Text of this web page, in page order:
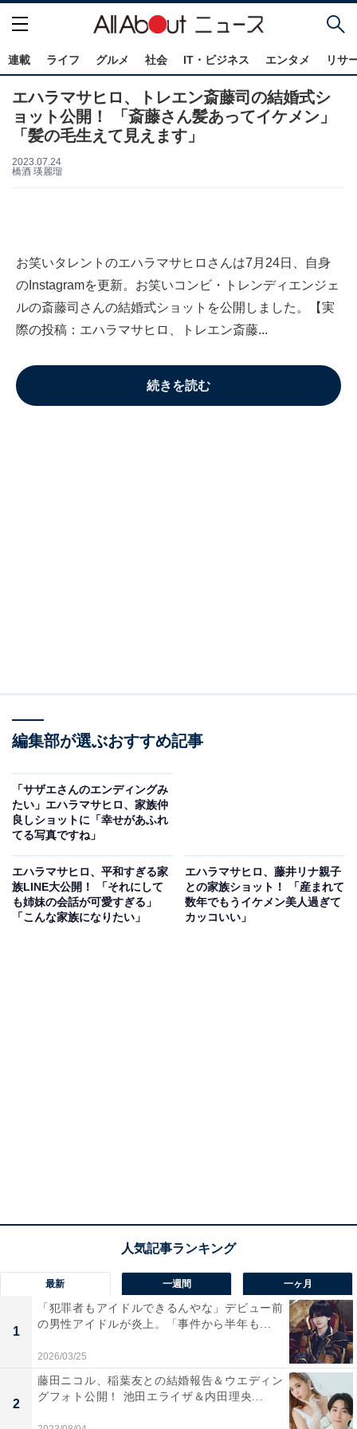
連載 ライフ グルメ 社会 IT・ビジネス エンタメ リサ
エハラマサヒロ、トレエン斎藤司の結婚式シ
ョット公開！ 「斎藤さん髪あってイケメン」
「髪の毛生えて見えます」
2023.07.24
橋酒 瑛麗瑠
お笑いタレントのエハラマサヒロさんは7月24日、自身
のInstagramを更新。お笑いコンビ・トレンディエンジェ
ルの斎藤司さんの結婚式ショットを公開しました。【実
際の投稿：エハラマサヒロ、トレエン斎藤...
続きを読む
編集部が選ぶおすすめ記事
「サザエさんのエンディングみ
たい」エハラマサヒロ、家族仲
良しショットに「幸せがあふれ
てる写真ですね」
エハラマサヒロ、平和すぎる家
族LINE大公開！ 「それにして
も姉妹の会話が可愛すぎる」
「こんな家族になりたい」
エハラマサヒロ、藤井リナ親子
との家族ショット！ 「産まれて
数年でもうイケメン美人過ぎて
カッコいい」
最新 一週間 一ヶ月
1
「犯罪者もアイドルできるんやな」デビュー前
の男性アイドルが炎上。「事件から半年も...
2026/03/25
2
藤田ニコル、稲葉友との結婚報告＆ウエディン
グフォト公開！ 池田エライザ＆内田理央...